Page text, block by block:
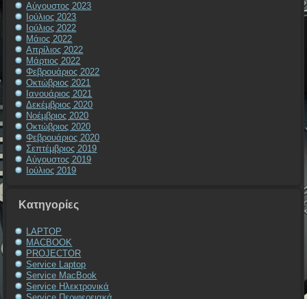
Αύγουστος 2023
Ιούλιος 2023
Ιούλιος 2022
Μάιος 2022
Απρίλιος 2022
Μάρτιος 2022
Φεβρουάριος 2022
Οκτώβριος 2021
Ιανουάριος 2021
Δεκέμβριος 2020
Νοέμβριος 2020
Οκτώβριος 2020
Φεβρουάριος 2020
Σεπτέμβριος 2019
Αύγουστος 2019
Ιούλιος 2019
Kατηγορίες
LAPTOP
MACBOOK
PROJECTOR
Service Laptop
Service MacBook
Service Ηλεκτρονικά